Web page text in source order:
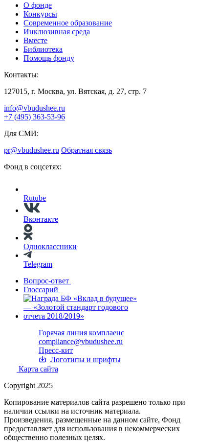
О фонде
Конкурсы
Современное образование
Инклюзивная среда
Вместе
Библиотека
Помощь фонду
Контакты:
127015, г. Москва, ул. Вятская, д. 27, стр. 7
info@vbudushee.ru
+7 (495) 363-53-96
Для СМИ:
pr@vbudushee.ru Обратная связь
Фонд в соцсетях:
Rutube
Вконтакте
Одноклассники
Telegram
Вопрос-ответ
Глоссарий
Горячая линия комплаенс
compliance@vbudushee.ru
Пресс-кит
Логотипы и шрифты
Карта сайта
Copyright 2025
Копирование материалов сайта разрешено только при
наличии ссылки на источник материала.
Произведения, размещенные на данном сайте, Фонд
предоставляет для использования в некоммерческих
общественно полезных целях.